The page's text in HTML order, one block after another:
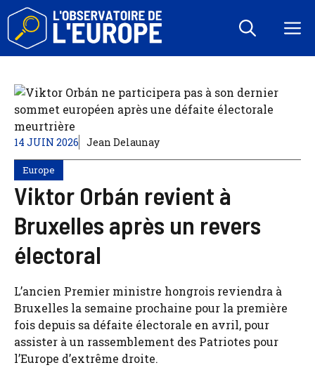
Aller
contenu
14 JUIN 2026 Jean Delaunay
Europe
Viktor Orbán revient à
Bruxelles après un revers
électoral
L’ancien Premier ministre hongrois reviendra à
Bruxelles la semaine prochaine pour la première
fois depuis sa défaite électorale en avril, pour
assister à un rassemblement des Patriotes pour
l’Europe d’extrême droite.